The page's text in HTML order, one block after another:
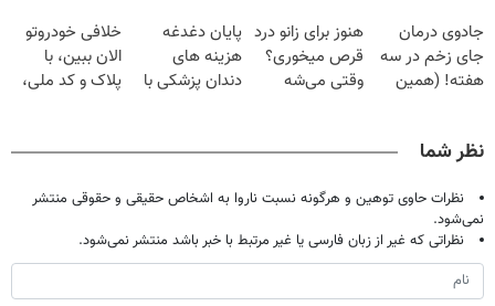
میلیون تومان!!!
کن
آموزش رایگان
جادوی درمان
جای زخم در سه
هفته! (همین
هنوز برای زانو درد
قرص میخوری؟
وقتی می‌شه
پایان دغدغه
هزینه های
دندان پزشکی با
خلافی خودروتو
الان ببین، با
پلاک و کد ملی،
نظر شما
نظرات حاوی توهین و هرگونه نسبت ناروا به اشخاص حقیقی و حقوقی منتشر
نمی‌شود.
نظراتی که غیر از زبان فارسی یا غیر مرتبط با خبر باشد منتشر نمی‌شود.